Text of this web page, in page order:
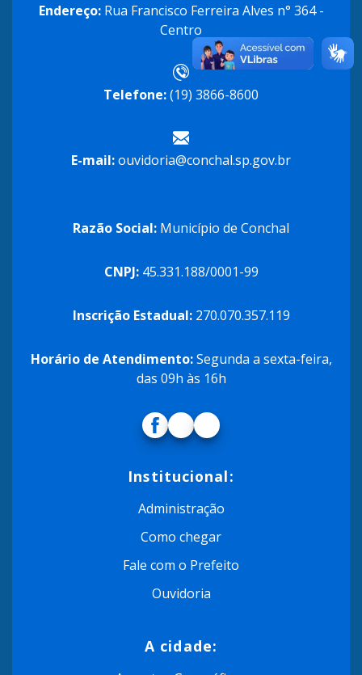
Endereço:Rua Francisco Ferreira Alves n° 364 -
Centro
Telefone:(19) 3866-8600
E-mail:ouvidoria@conchal.sp.gov.br
Razão Social: Município de Conchal
CNPJ:45.331.188/0001-99
Inscrição Estadual:270.070.357.119
Horário de Atendimento:Segunda a sexta-feira,
das 09h às 16h
Institucional:
Administração
Como chegar
Fale com o Prefeito
Ouvidoria
A cidade: